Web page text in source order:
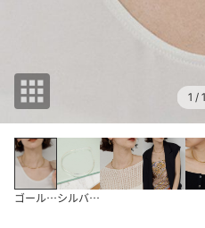
1 /
ゴールド系シルバー系